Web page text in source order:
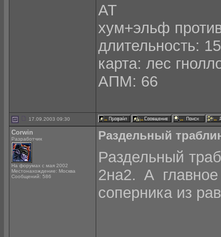
АТ
хум+эльф
длительность:
карта: лес
АПМ: 66
17.09.2003 09:30
Corwin
Разработчик
На форумах с мая 2002
Местонахождение: Москва
Сообщений: 586
Раздельный
Раздельный
2на2. А
соперника из